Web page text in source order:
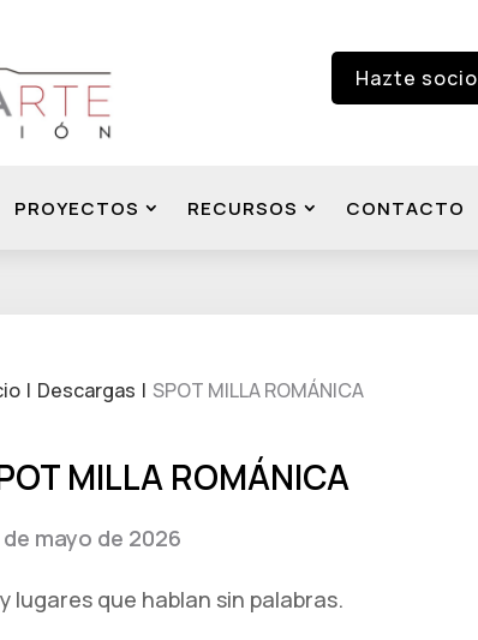
Hazte socio
PROYECTOS RECURSOS CONTACTO
Descargas SPOT MILLA ROMÁNICA
MILLA ROMÁNICA
mayo de 2026
lugares que hablan sin palabras.